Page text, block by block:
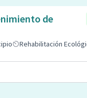
de
Rehabilitación